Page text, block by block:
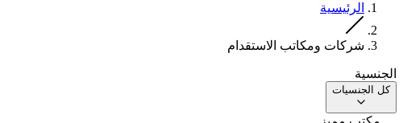
الرئيسية
شركات ومكاتب الاستقدام
الجنسية
كل الجنسيات